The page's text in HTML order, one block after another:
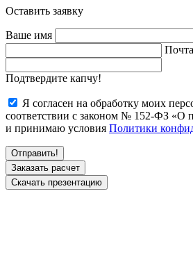
Оставить заявку
Ваше имя
Почта
Подтвердите капчу!
Я согласен на обработку моих
соответствии с законом № 152-ФЗ «О
и принимаю условия Политики
Заказать расчет
Скачать презентацию